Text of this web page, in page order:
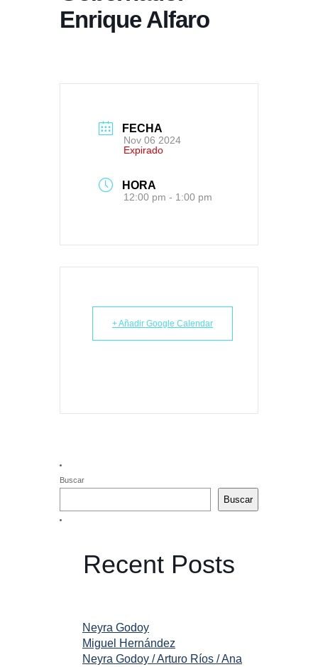
Enrique Alfaro
FECHA
Nov 06 2024
Expirado
HORA
12:00 pm - 1:00 pm
+ Añadir Google Calendar
Buscar
Buscar
Recent Posts
Neyra Godoy
Miguel Hernández
Neyra Godoy / Arturo Ríos / Ana